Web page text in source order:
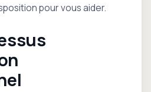
pour vous aider.